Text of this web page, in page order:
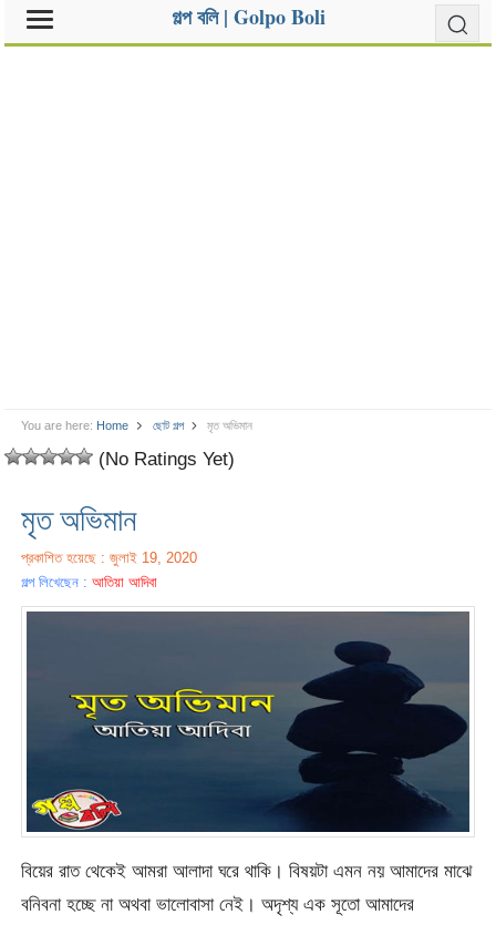
গল্প বলি | Golpo Boli
You are here: Home ছোট গল্প মৃত অভিমান
(No Ratings Yet)
মৃত অভিমান
প্রকাশিত হয়েছে : জুলাই 19, 2020
গল্প লিখেছেন :আতিয়া আদিবা
বিয়ের রাত থেকেই আমরা আলাদা ঘরে থাকি। বিষয়টা এমন নয় আমাদের মাঝে
বনিবনা হচ্ছে না অথবা ভালোবাসা নেই। অদৃশ্য এক সূতো আমাদের